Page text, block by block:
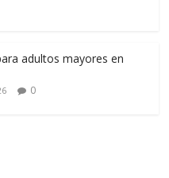
adultos mayores en
0